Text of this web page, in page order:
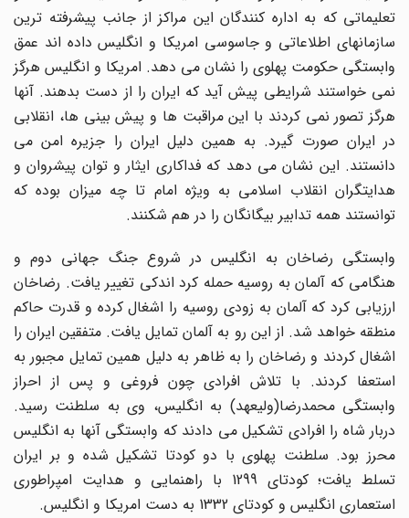
تعلیماتی که به اداره کنندگان این مراکز از جانب پیشرفته ترین
سازمانهای اطلاعاتی و جاسوسی امریکا و انگلیس داده اند عمق
وابستگی حکومت پهلوی را نشان می دهد. امریکا و انگلیس هرگز
نمی خواستند شرایطی پیش آید که ایران را از دست بدهند. آنها
هرگز تصور نمی کردند با این مراقبت ها و پیش بینی ها، انقلابی
در ایران صورت گیرد. به همین دلیل ایران را جزیره امن می
دانستند. این نشان می دهد که فداکاری ایثار و توان پیشروان و
هدایتگران انقلاب اسلامی به ویژه امام تا چه میزان بوده که
توانستند همه تدابیر بیگانگان را در هم شکنند.
وابستگی رضاخان به انگلیس در شروع جنگ جهانی دوم و
هنگامی که آلمان به روسیه حمله کرد اندکی تغییر یافت. رضاخان
ارزیابی کرد که آلمان به زودی روسیه را اشغال کرده و قدرت حاکم
منطقه خواهد شد. از این رو به آلمان تمایل یافت. متفقین ایران را
اشغال کردند و رضاخان را به ظاهر به دلیل همین تمایل مجبور به
استعفا کردند. با تلاش افرادی چون فروغی و پس از احراز
وابستگی محمدرضا(ولیعهد) به انگلیس، وی به سلطنت رسید.
دربار شاه را افرادی تشکیل می دادند که وابستگی آنها به انگلیس
محرز بود. سلطنت پهلوی با دو کودتا تشکیل شده و بر ایران
تسلط یافت؛ کودتای 1299 با راهنمایی و هدایت امپراطوری
استعماری انگلیس و کودتای 1332 به دست امریکا و انگلیس.